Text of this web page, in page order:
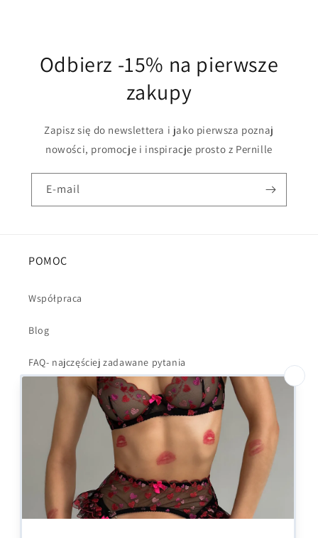
Odbierz -15% na pierwsze
zakupy
Zapisz się do newslettera i jako pierwsza poznaj
nowości, promocje i inspiracje prosto z Pernille
E-mail
POMOC
Współpraca
Blog
FAQ- najczęściej zadawane pytania
Regulamin
Polityka Prywatności
Dostawa i wysyłka
Formularz odstąpienia